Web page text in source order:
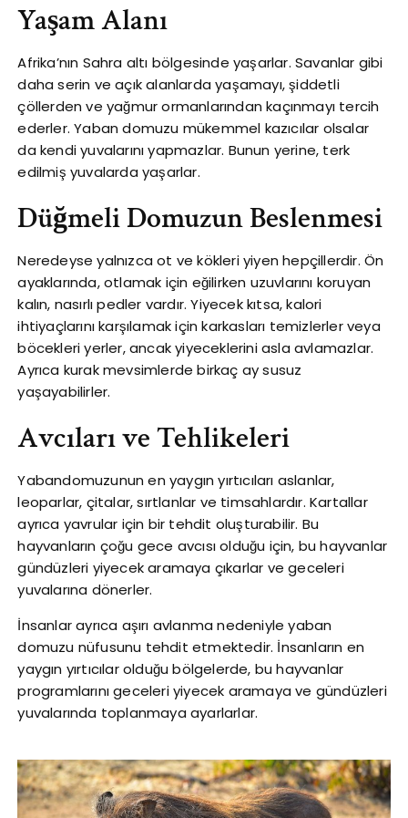
Yaşam Alanı
Afrika’nın Sahra altı bölgesinde yaşarlar. Savanlar gibi
daha serin ve açık alanlarda yaşamayı, şiddetli
çöllerden ve yağmur ormanlarından kaçınmayı tercih
ederler. Yaban domuzu mükemmel kazıcılar olsalar
da kendi yuvalarını yapmazlar. Bunun yerine, terk
edilmiş yuvalarda yaşarlar.
Düğmeli Domuzun Beslenmesi
Neredeyse yalnızca ot ve kökleri yiyen hepçillerdir. Ön
ayaklarında, otlamak için eğilirken uzuvlarını koruyan
kalın, nasırlı pedler vardır. Yiyecek kıtsa, kalori
ihtiyaçlarını karşılamak için karkasları temizlerler veya
böcekleri yerler, ancak yiyeceklerini asla avlamazlar.
Ayrıca kurak mevsimlerde birkaç ay susuz
yaşayabilirler.
Avcıları ve Tehlikeleri
Yabandomuzunun en yaygın yırtıcıları aslanlar,
leoparlar, çitalar, sırtlanlar ve timsahlardır. Kartallar
ayrıca yavrular için bir tehdit oluşturabilir. Bu
hayvanların çoğu gece avcısı olduğu için, bu hayvanlar
gündüzleri yiyecek aramaya çıkarlar ve geceleri
yuvalarına dönerler.
İnsanlar ayrıca aşırı avlanma nedeniyle yaban
domuzu nüfusunu tehdit etmektedir. İnsanların en
yaygın yırtıcılar olduğu bölgelerde, bu hayvanlar
programlarını geceleri yiyecek aramaya ve gündüzleri
yuvalarında toplanmaya ayarlarlar.